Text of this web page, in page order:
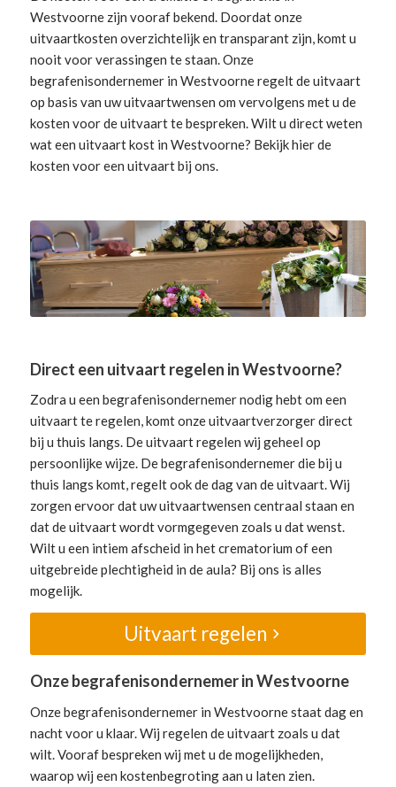
Westvoorne zijn vooraf bekend. Doordat onze
uitvaartkosten overzichtelijk en transparant zijn, komt u
nooit voor verassingen te staan. Onze
begrafenisondernemer in Westvoorneregelt de uitvaart
op basis van uw uitvaartwensen om vervolgens met u de
kosten voor de uitvaart te bespreken. Wilt u direct weten
wat een uitvaart kost in Westvoorne? Bekijk hier de
kosten voor een uitvaartbij ons.
Direct een uitvaart regelen in Westvoorne?
Zodra u een begrafenisondernemer nodig hebt om een
uitvaart te regelen, komt onze uitvaartverzorger direct
bij u thuis langs. De uitvaart regelen wij geheel op
persoonlijke wijze. De begrafenisondernemer die bij u
thuis langs komt, regelt ook de dag van de uitvaart. Wij
zorgen ervoor dat uw uitvaartwensen centraal staan en
dat de uitvaart wordt vormgegeven zoals u dat wenst.
Wilt u een intiem afscheid in het crematorium of een
uitgebreide plechtigheid in de aula? Bij ons is alles
mogelijk.
Uitvaart regelen
Onze begrafenisondernemer in Westvoorne
Onze begrafenisondernemer in Westvoorne staat dag en
nacht voor u klaar. Wij regelen de uitvaart zoals u dat
wilt. Vooraf bespreken wij met u de mogelijkheden,
waarop wij een kostenbegroting aan u laten zien.